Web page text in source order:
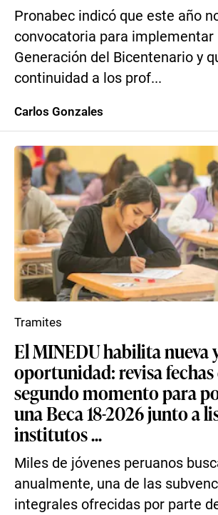
Pronabec indicó que este año
convocatoria para implementar
Generación del Bicentenario y
continuidad a los prof...
Carlos Gonzales
El MINEDU habilita nueva
oportunidad: revisa fechas
segundo momento para
una Beca 18-2026 junto a
institutos ...
Miles de jóvenes peruanos
anualmente, una de las
integrales ofrecidas por parte
Tramites